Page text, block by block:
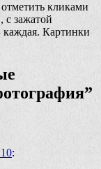
кликами
с зажатой
каждая. Картинки
”
: